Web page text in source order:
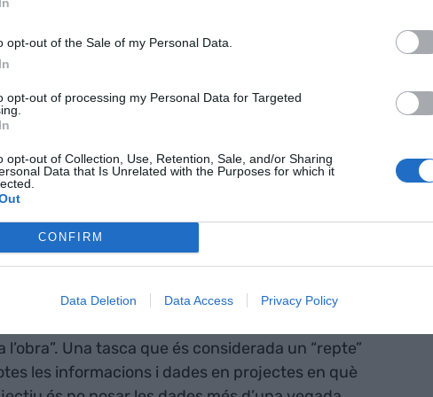
opt-out of the Sale of my Personal Data.
opt-out of processing my Personal Data for Targeted
opt-out of Collection, Use, Retention, Sale, and/or Sharing
Data that Is Unrelated with the Purposes for which it
CONFIRM
Data Deletion Data Access Privacy Policy
tenen
gestió, i la
Excels i
perBegoña Martín, responsable de
deComsa, empresa catalana centenària
industrial que supera els 5.000 treballadors.
però no hem acabat”, remarca Martín, qui
ara és “automatitzar fluxos més concrets,
Una tasca que és considerada un “repte”
les informacions i dades en projectes en què